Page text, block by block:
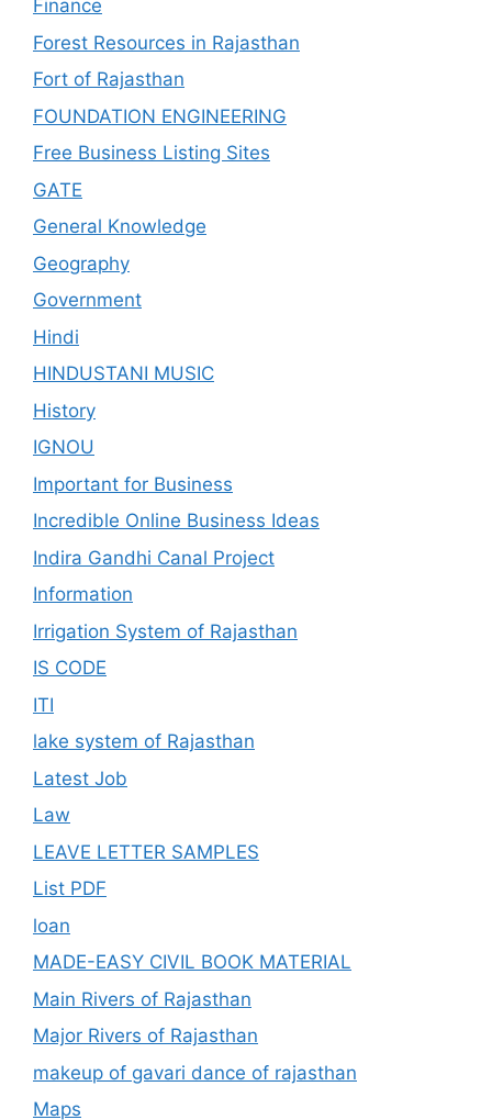
Finance
Forest Resources in Rajasthan
Fort of Rajasthan
FOUNDATION ENGINEERING
Free Business Listing Sites
GATE
General Knowledge
Geography
Government
Hindi
HINDUSTANI MUSIC
History
IGNOU
Important for Business
Incredible Online Business Ideas
Indira Gandhi Canal Project
Information
Irrigation System of Rajasthan
IS CODE
ITI
lake system of Rajasthan
Latest Job
Law
LEAVE LETTER SAMPLES
List PDF
loan
MADE-EASY CIVIL BOOK MATERIAL
Main Rivers of Rajasthan
Major Rivers of Rajasthan
makeup of gavari dance of rajasthan
Maps